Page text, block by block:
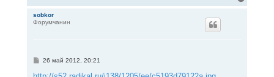
е
sobkor
Форумчанин
С
о
26 май 2012, 20:21